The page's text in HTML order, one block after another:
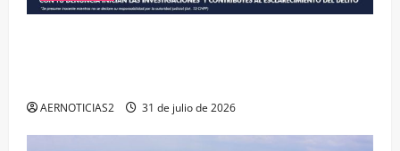
AERNOTICIAS2 31 de julio de 2026